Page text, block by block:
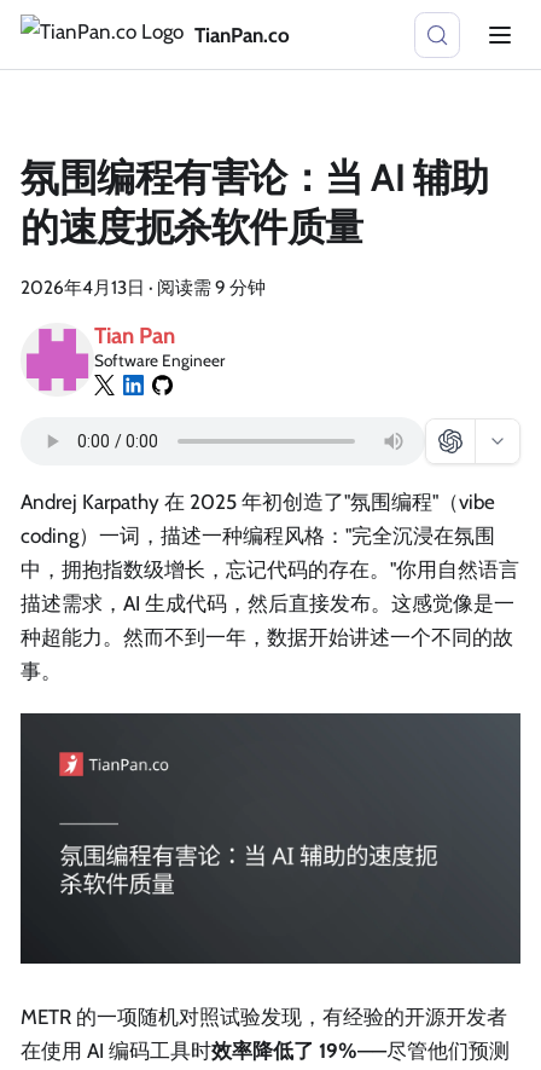
TianPan.co
氛围编程有害论：当 AI 辅助
的速度扼杀软件质量
2026年4月13日 · 阅读需 9 分钟
Tian Pan
Software Engineer
Andrej Karpathy 在 2025 年初创造了"氛围编程"（vibe
coding）一词，描述一种编程风格："完全沉浸在氛围
中，拥抱指数级增长，忘记代码的存在。"你用自然语言
描述需求，AI 生成代码，然后直接发布。这感觉像是一
种超能力。然而不到一年，数据开始讲述一个不同的故
事。
METR 的一项随机对照试验发现，有经验的开源开发者
在使用 AI 编码工具时效率降低了 19%——尽管他们预测